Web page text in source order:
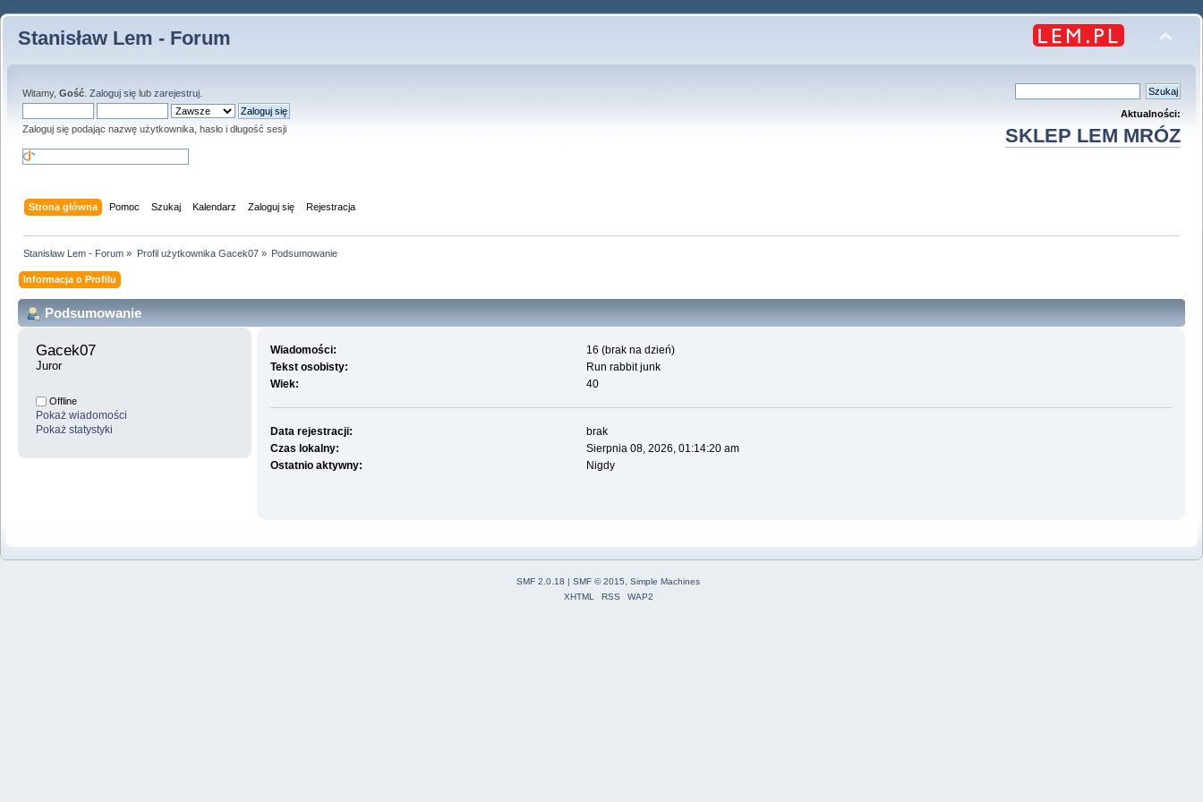
Stanisław Lem - Forum
Witamy, Gość Zaloguj się lub zarejestruj
Zaloguj się podając nazwę użytkownika, hasło i długość sesji
Aktualności:
SKLEP LEM MRÓZ
Strona główna Pomoc Szukaj Kalendarz Zaloguj się Rejestracja
Stanisław Lem - Forum » Profil użytkownika Gacek07» Podsumowanie
Informacja o Profilu
Podsumowanie
Gacek07
Juror
Offline
Pokaż wiadomości
Pokaż statystyki
Wiadomości:
16 (brak na dzień)
Tekst osobisty:
Run rabbit junk
Wiek:
40
Data rejestracji:
brak
Czas lokalny:
Sierpnia 08, 2026, 01:14:20 am
Ostatnio aktywny:
Nigdy
SMF 2.0.18 | SMF © 2015, Simple Machines
XHTML
RSS WAP2